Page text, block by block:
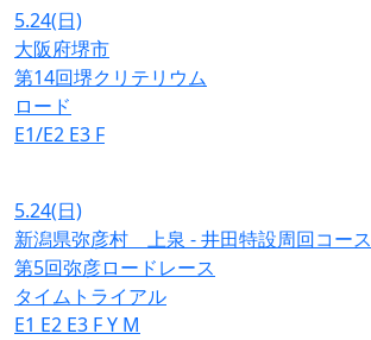
5.24(日)
大阪府堺市
第14回堺クリテリウム
ロード
E1/E2 E3 F
5.24(日)
新潟県弥彦村 上泉 - 井田特設周回コース
第5回弥彦ロードレース
タイムトライアル
E1 E2 E3 FY M